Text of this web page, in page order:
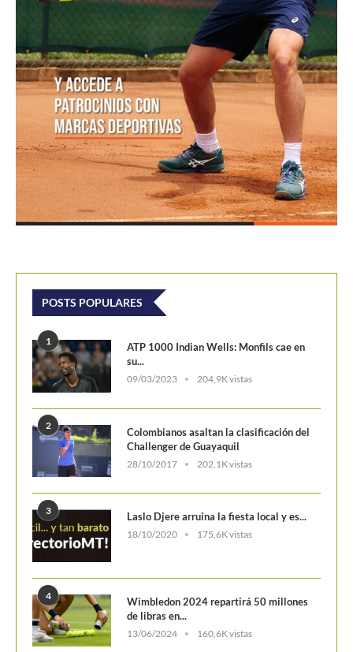
POSTS POPULARES
1
ATP 1000 Indian Wells: Monfils cae en
su...
09/03/2023 204,9K vistas
2
Colombianos asaltan la clasificación del
Challenger de Guayaquil
28/10/2017 202,1K vistas
3 Laslo Djere arruina la fiesta local y es...
18/10/2020 175,6K vistas
4
Wimbledon 2024 repartirá 50 millones
de libras en...
13/06/2024 160,6K vistas